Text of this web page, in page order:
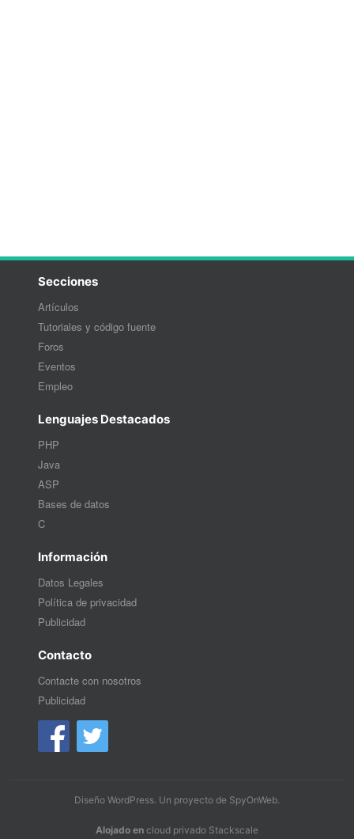
Secciones
Artículos
Tutoriales y código fuente
Foros
Eventos
Empleo
Lenguajes Destacados
PHP
Java
ASP
Bases de datos
C
Información
Datos Legales
Política de privacidad
Publicidad
Contacto
Contacte con nosotros
Publicidad
Diseño WordPress. Un proyecto de SpyOnWeb.
Alojado en cloud privado Stackscale